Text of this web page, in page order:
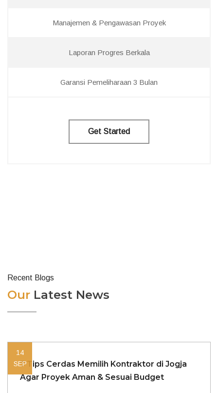
Manajemen & Pengawasan Proyek
Laporan Progres Berkala
Garansi Pemeliharaan 3 Bulan
Get Started
Recent Blogs
Our Latest News
14
SEP7 Tips Cerdas Memilih Kontraktor di Jogja
Agar Proyek Aman & Sesuai Budget